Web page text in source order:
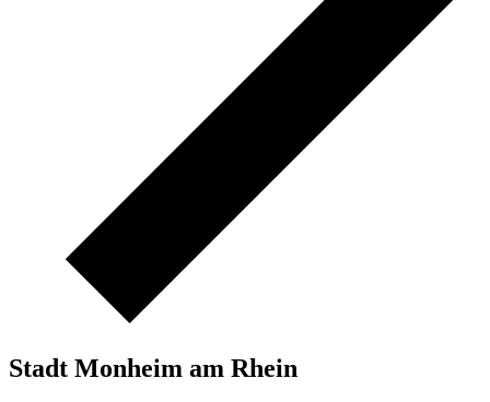
Stadt Monheim am Rhein